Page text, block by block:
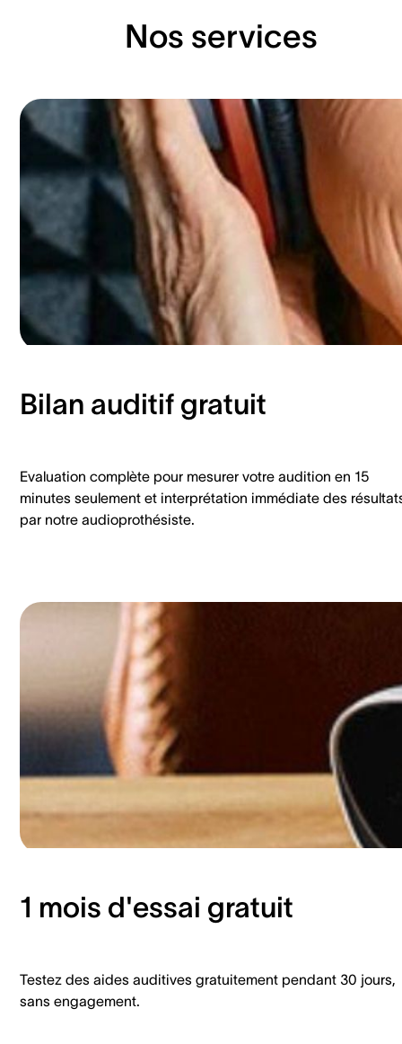
Nos services
Bilan auditif gratuit
Evaluation complète pour mesurer votre audition en 15
minutes seulement et interprétation immédiate des
par notre audioprothésiste.
1 mois d'essai gratuit
Testez des aides auditives gratuitement pendant 30 jours,
sans engagement.